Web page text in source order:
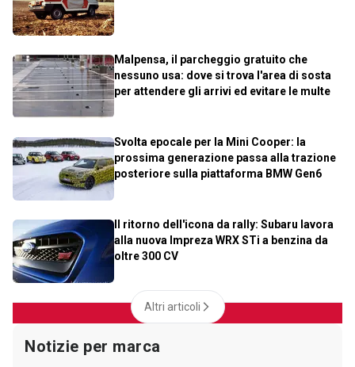
Malpensa, il parcheggio gratuito che
nessuno usa: dove si trova l'area di sosta
per attendere gli arrivi ed evitare le multe
Svolta epocale per la Mini Cooper: la
prossima generazione passa alla trazione
posteriore sulla piattaforma BMW Gen6
Il ritorno dell'icona da rally: Subaru lavora
alla nuova Impreza WRX STi a benzina da
oltre 300 CV
Altri articoli
Notizie per marca